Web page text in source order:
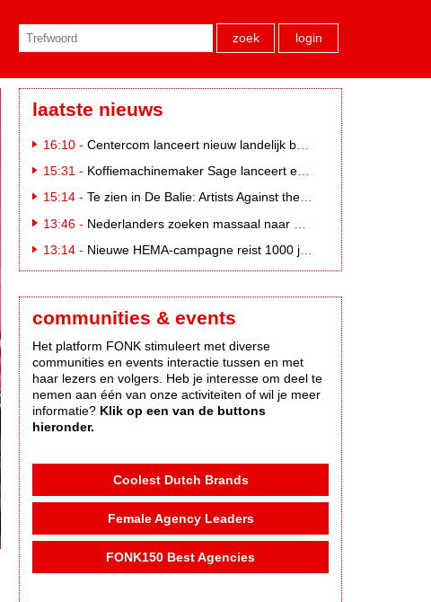
zoek login
laatste nieuws
16:10 - Centercom lanceert nieuw landelijk buitereclamenetwerk: City Cubes
15:31 - Koffiemachinemaker Sage lanceert e-commerceplatform voor koffieliefhebbers
15:14 - Te zien in De Balie: Artists Against the Kremlin III
13:46 - Nederlanders zoeken massaal naar eclipsbrillen op Marktplaats
13:14 - Nieuwe HEMA-campagne reist 1000 jaar terug in de tijd naar 'Hemastein'
communities & events
Het platform FONK stimuleert met diverse
communities en events interactie tussen en met
haar lezers en volgers. Heb je interesse om deel te
nemen aan één van onze activiteiten of wil je meer
informatie? Klik op een van de buttons
hieronder.
Coolest Dutch Brands
Female Agency Leaders
FONK150 Best Agencies